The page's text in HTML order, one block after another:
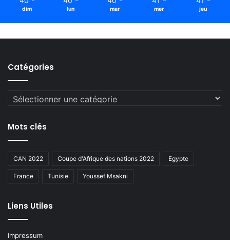
dim lun mar mer jeu
Catégories
Catégories
Mots clés
CAN 2022 Coupe d'Afrique des nations 2022 Egypte
France Tunisie Youssef Msakni
Liens Utiles
Impressum